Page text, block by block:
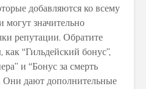
добавляются ко всему
значительно
репутации. Обратите
“Гильдейский бонус”,
и “Бонус за смерть
Они дают дополнительные